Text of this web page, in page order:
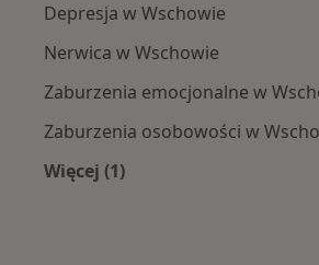
Depresja w Wschowie
Nerwica w Wschowie
Zaburzenia emocjonalne w
Zaburzenia osobowości w
Więcej (1)